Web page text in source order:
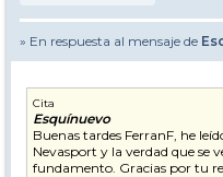
» En respuesta al mensaje de
Cita
Esquínuevo
Buenas tardes FerranF, he
Nevasport y la verdad que se
fundamento. Gracias por tu